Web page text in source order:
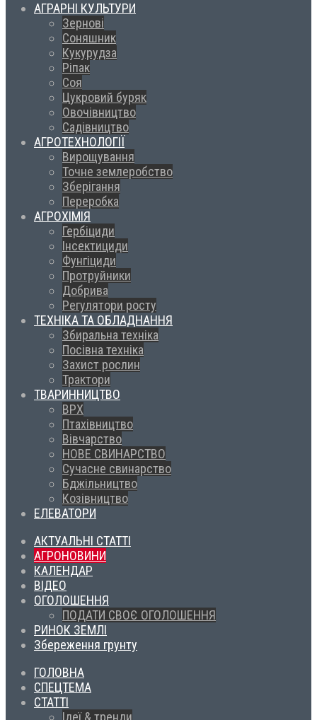
АГРАРНІ КУЛЬТУРИ
Зернові
Соняшник
Кукурудза
Ріпак
Соя
Цукровий буряк
Овочівництво
Садівництво
АГРОТЕХНОЛОГІЇ
Вирощування
Точне землеробство
Зберігання
Переробка
АГРОХІМІЯ
Гербіциди
Інсектициди
Фунгіциди
Протруйники
Добрива
Регулятори росту
ТЕХНІКА ТА ОБЛАДНАННЯ
Збиральна техніка
Посівна техніка
Захист рослин
Трактори
ТВАРИННИЦТВО
ВРХ
Птахівництво
Вівчарство
НОВЕ СВИНАРСТВО
Сучасне свинарство
Бджільництво
Козівництво
ЕЛЕВАТОРИ
АКТУАЛЬНІ СТАТТІ
АГРОНОВИНИ
КАЛЕНДАР
ВІДЕО
ОГОЛОШЕННЯ
ПОДАТИ СВОЄ ОГОЛОШЕННЯ
РИНОК ЗЕМЛІ
Збереження грунту
ГОЛОВНА
СПЕЦТЕМА
СТАТТІ
Ідеї & тренди